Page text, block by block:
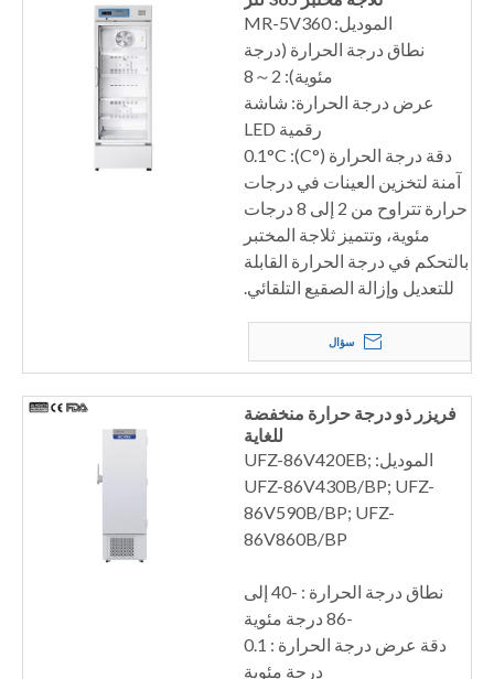
الموديل: MR-5V360
نطاق درجة الحرارة (درجة
مئوية): 2～8
عرض درجة الحرارة: شاشة
رقمية LED
دقة درجة الحرارة (°C): 0.1°C
آمنة لتخزين العينات في درجات
حرارة تتراوح من 2 إلى 8 درجات
مئوية، وتتميز ثلاجة المختبر
بالتحكم في درجة الحرارة القابلة
للتعديل وإزالة الصقيع التلقائي.
سؤال
فريزر ذو درجة حرارة منخفضة
للغاية
الموديل: UFZ-86V420EB;
UFZ-86V430B/BP; UFZ-
86V590B/BP; UFZ-
86V860B/BP
نطاق درجة الحرارة : -40 إلى
-86 درجة مئوية
دقة عرض درجة الحرارة : 0.1
درجة مئوية